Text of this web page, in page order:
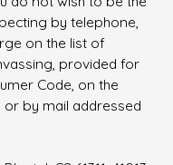
by telephone,
on the list of
provided for
Code, on the
by mail addressed